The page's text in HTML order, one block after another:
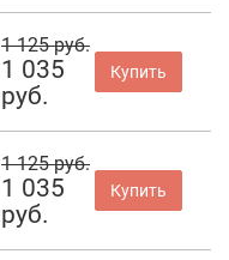
1 125 руб.
1 035
руб.
Купить
1 125 руб.
1 035
руб.
Купить